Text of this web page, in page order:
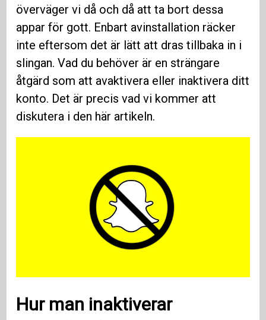
överväger vi då och då att ta bort dessa
appar för gott. Enbart avinstallation räcker
inte eftersom det är lätt att dras tillbaka in i
slingan. Vad du behöver är en strängare
åtgärd som att avaktivera eller inaktivera ditt
konto. Det är precis vad vi kommer att
diskutera i den här artikeln.
Hur man inaktiverar